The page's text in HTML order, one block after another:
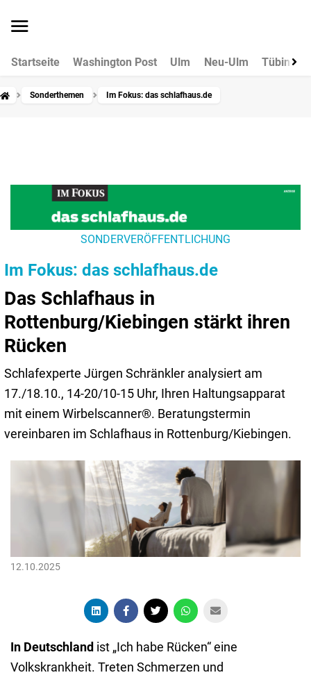
Startseite Washington Post Ulm Neu-Ulm Tübingen
Sonderthemen Im Fokus: das schlafhaus.de
SONDERVERÖFFENTLICHUNG
Im Fokus: das schlafhaus.de
Das Schlafhaus in
Rottenburg/Kiebingen stärkt ihren
Rücken
Schlafexperte Jürgen Schränkler analysiert am
17./18.10., 14-20/10-15 Uhr, Ihren Haltungsapparat
mit einem Wirbelscanner®. Beratungstermin
vereinbaren im Schlafhaus in Rottenburg/Kiebingen.
12.10.2025
In Deutschland ist „Ich habe Rücken“ eine
Volkskrankheit. Treten Schmerzen und